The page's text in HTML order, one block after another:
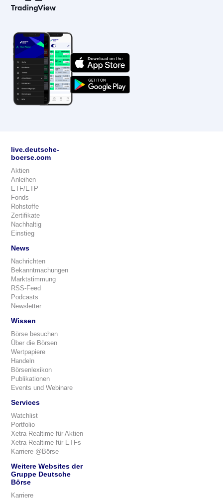
live.deutsche-
boerse.com
Aktien
Anleihen
ETF/ETP
Fonds
Rohstoffe
Zertifikate
Nachhaltig
Einstieg
News
Nachrichten
Bekanntmachungen
Marktstimmung
RSS-Feed
Podcasts
Newsletter
Wissen
Börse besuchen
Über die Börsen
Wertpapiere
Handeln
Börsenlexikon
Publikationen
Events und Webinare
Services
Watchlist
Portfolio
Xetra Realtime für Aktien
Xetra Realtime für ETFs
Karriere @Börse
Weitere Websites der
Gruppe Deutsche
Börse
Karriere